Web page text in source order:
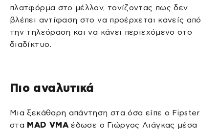
πλατφόρμα στο μέλλον, τονίζοντας πως δεν
βλέπει αντίφαση στο να προέρχεται κανείς από
την τηλεόραση και να κάνει περιεχόμενο στο
διαδίκτυο.
Πιο αναλυτικά
Μια ξεκάθαρη απάντηση στα όσα είπε ο Fipster
στα MAD VMAέδωσε ο Γιώργος Λιάγκας μέσα